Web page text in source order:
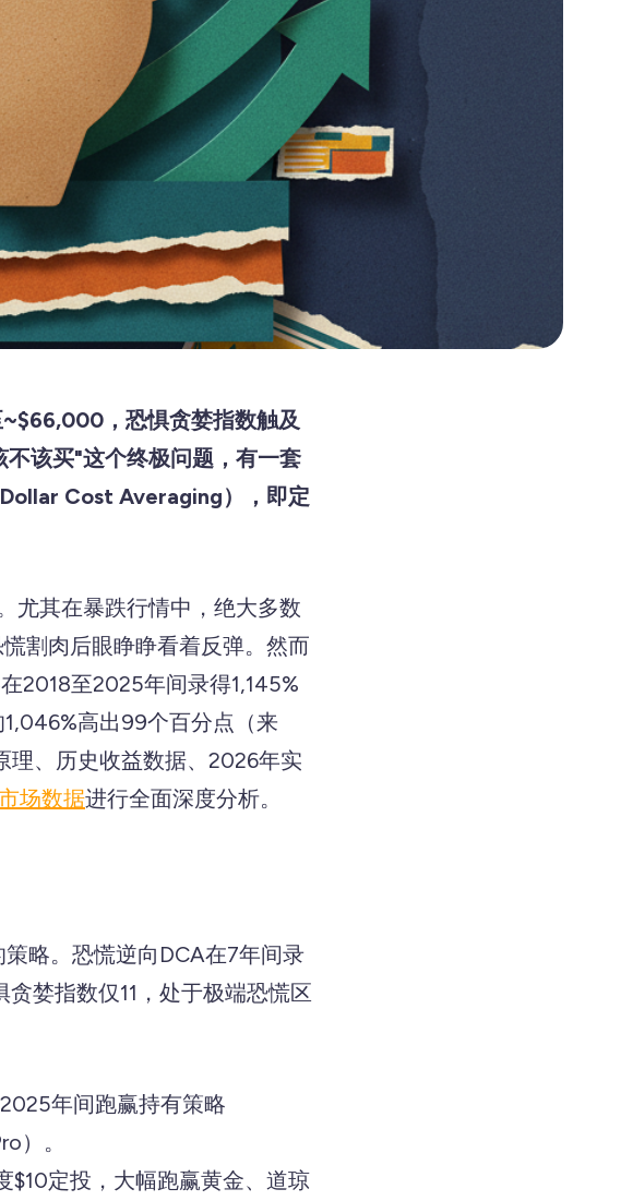
，恐惧贪婪指数触及
该买"这个终极问题，有一套
Cost Averaging），即定
尤其在暴跌行情中，绝大多数
割肉后眼睁睁看着反弹。然而
2018至2025年间录得1,145%
高出99个百分点（来
理、历史收益数据、2026年实
场数据进行全面深度分析。
略。恐慌逆向DCA在7年间录
婪指数仅11，处于极端恐慌区
年间跑赢持有策略
）。
定投，大幅跑赢黄金、道琼